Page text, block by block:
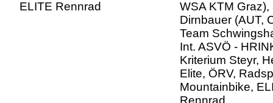
Kriterium Steyr,
Elite, ÖRV,
Mountainbike,
Rennrad